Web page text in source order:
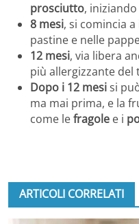
prosciutto,
8 mesi, si comincia
pastine e nelle
12 mesi, via libera
più allergizzante del
Dopo i 12 mesisi
ma mai prima, e la
come lefragole e i
ARTICOLI CORRELATI